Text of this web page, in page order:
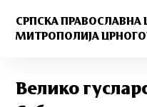
СРПСКА ПРАВОСЛАВНА
МИТРОПОЛИЈА
Велико